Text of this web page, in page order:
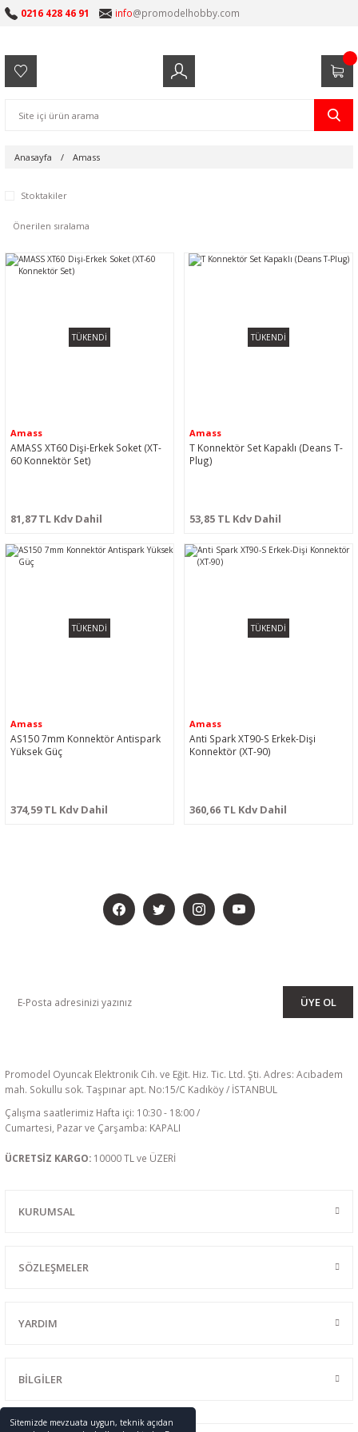
Sitemizde mevzuata uygun, teknik açıdan
0216 428 46 91 info@promodelhobby.com
Anasayfa Amass
Stoktakiler
TÜKENDİ
Amass
AMASS XT60 Dişi-Erkek Soket (XT-
60 Konnektör Set)
81,87 TL Kdv Dahil
TÜKENDİ
Amass
T Konnektör Set Kapaklı (Deans T-
Plug)
53,85 TL Kdv Dahil
TÜKENDİ
Amass
AS150 7mm Konnektör Antispark
Yüksek Güç
374,59 TL Kdv Dahil
TÜKENDİ
Amass
Anti Spark XT90-S Erkek-Dişi
Konnektör (XT-90)
360,66 TL Kdv Dahil
ÜYE OL
Promodel Oyuncak Elektronik Cih. ve Eğit. Hiz. Tic. Ltd. Şti. Adres: Acıbadem
mah. Sokullu sok. Taşpınar apt. No:15/C Kadıköy / İSTANBUL
Çalışma saatlerimiz Hafta içi: 10:30 - 18:00 /
Cumartesi, Pazar ve Çarşamba: KAPALI
ÜCRETSİZ KARGO: 10000 TL ve ÜZERİ
KURUMSAL
SÖZLEŞMELER
YARDIM
BİLGİLER